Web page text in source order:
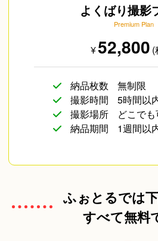
よくばり撮影
Premium Plan
¥52,800 (
納品枚数
無制限
撮影時間
5時間以
撮影場所
どこで
納品期間
1週間以
ふぉとるでは
すべて無料